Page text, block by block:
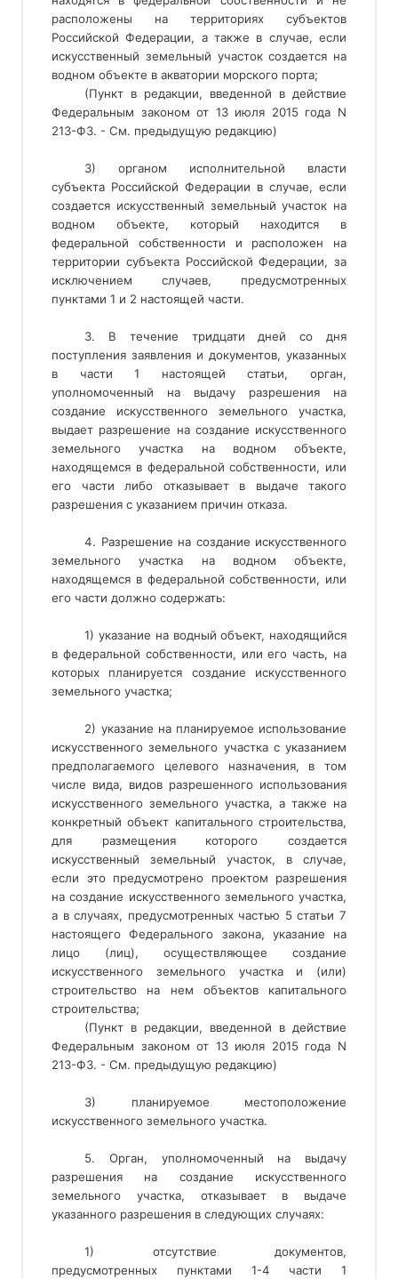
расположены на территориях субъектов
Российской Федерации, а также в случае, если
искусственный земельный участок создается на
водном объекте в акватории морского порта;
(Пункт в редакции, введенной в действие
Федеральным законом от 13 июля 2015 года N
213-ФЗ. - См. предыдущую редакцию)
3) органом исполнительной власти
субъекта Российской Федерации в случае, если
создается искусственный земельный участок на
водном объекте, который находится в
федеральной собственности и расположен на
территории субъекта Российской Федерации, за
исключением случаев, предусмотренных
пунктами 1 и 2 настоящей части.
3. В течение тридцати дней со дня
поступления заявления и документов, указанных
в части 1 настоящей статьи, орган,
уполномоченный на выдачу разрешения на
создание искусственного земельного участка,
выдает разрешение на создание искусственного
земельного участка на водном объекте,
находящемся в федеральной собственности, или
его части либо отказывает в выдаче такого
разрешения с указанием причин отказа.
4. Разрешение на создание искусственного
земельного участка на водном объекте,
находящемся в федеральной собственности, или
его части должно содержать:
1) указание на водный объект, находящийся
в федеральной собственности, или его часть, на
которых планируется создание искусственного
земельного участка;
2) указание на планируемое использование
искусственного земельного участка с указанием
предполагаемого целевого назначения, в том
числе вида, видов разрешенного использования
искусственного земельного участка, а также на
конкретный объект капитального строительства,
для размещения которого создается
искусственный земельный участок, в случае,
если это предусмотрено проектом разрешения
на создание искусственного земельного участка,
а в случаях, предусмотренных частью 5 статьи 7
настоящего Федерального закона, указание на
лицо (лиц), осуществляющее создание
искусственного земельного участка и (или)
строительство на нем объектов капитального
строительства;
(Пункт в редакции, введенной в действие
Федеральным законом от 13 июля 2015 года N
213-ФЗ. - См. предыдущую редакцию)
3) планируемое местоположение
искусственного земельного участка.
5. Орган, уполномоченный на выдачу
разрешения на создание искусственного
земельного участка, отказывает в выдаче
указанного разрешения в следующих случаях:
1) отсутствие документов,
предусмотренных пунктами 1-4 части 1